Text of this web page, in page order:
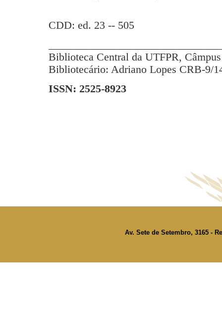
CDD: ed. 23 -- 505
Biblioteca Central da UTFPR,
Bibliotecário: Adriano Lopes CRB-9/
ISSN: 2525-8923
Av. Sete de Setembro, 3165 -